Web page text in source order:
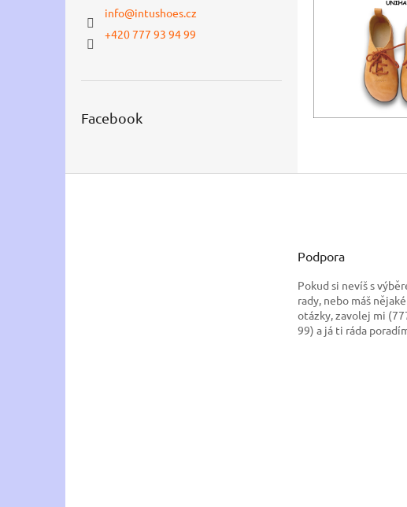
info@intushoes.cz
+420 777 93 94 99
Facebook
Podpora
Pokud si nevíš s
rady, nebo máš nějaké
otázky, zavolej mi
99) a já ti ráda